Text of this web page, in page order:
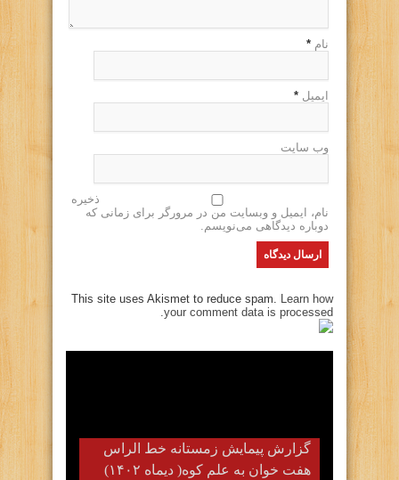
نام *
ایمیل *
وب سایت
ذخیره
نام، ایمیل و وبسایت من در مرورگر برای زمانی که
دوباره دیدگاهی می‌نویسم.
This site uses Akismet to reduce spam. Learn how
your comment data is processed.
گزارش پیمایش زمستانه خط الراس
هفت خوان به علم کوه( دیماه ۱۴۰۲)